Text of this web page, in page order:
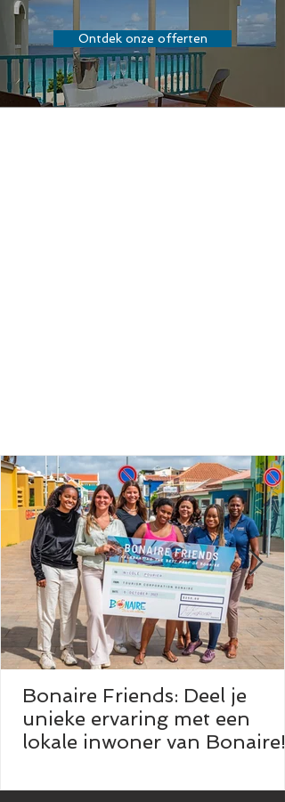
Ontdek onze offerten
Bonaire Friends: Deel je
unieke ervaring met een
lokale inwoner van Bonaire!